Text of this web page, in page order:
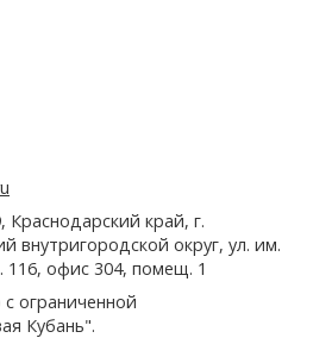
край, г.
внутригородской округ, ул. им.
116, офис 304, помещ. 1
ограниченной
Кубань".